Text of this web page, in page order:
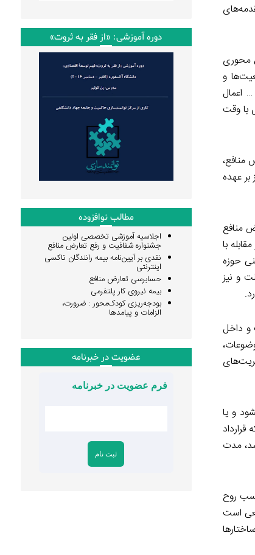
محوری
و
اعمال
با وقت
عهده
منافع
با
حوزه
و نیز
و داخل
و یا
مدت
روح
است
دوره آموزشی: «از فقر به ثروت»
مطالب نوافزوده
اجلاسیه آموزشی تخصصی اولین
جشنواره شفافیت و رفع تعارض منافع
نقدی بر آیین‌نامه بیمه رانندگان تاکسی
اینترنتی
حسابرسی تعارض منافع
بیمه نیروی کار پلتفرمی
بودجه‌ریزی کودک‌محور : ضرورت،
الزامات و پیامدها
عضویت در خبرنامه
فرم عضویت در خبرنامه